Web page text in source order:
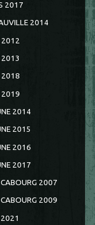
2017
2014
2012
2013
2018
2019
2014
2015
2016
2017
2007
2009
2021